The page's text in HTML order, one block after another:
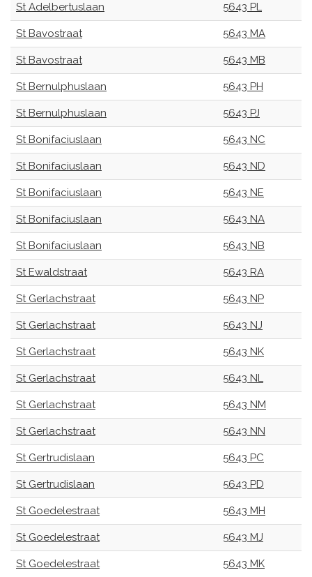
St Adelbertuslaan 5643 PL
St Bavostraat 5643 MA
St Bavostraat 5643 MB
St Bernulphuslaan 5643 PH
St Bernulphuslaan 5643 PJ
St Bonifaciuslaan 5643 NC
St Bonifaciuslaan 5643 ND
St Bonifaciuslaan 5643 NE
St Bonifaciuslaan 5643 NA
St Bonifaciuslaan 5643 NB
St Ewaldstraat 5643 RA
St Gerlachstraat 5643 NP
St Gerlachstraat 5643 NJ
St Gerlachstraat 5643 NK
St Gerlachstraat 5643 NL
St Gerlachstraat 5643 NM
St Gerlachstraat 5643 NN
St Gertrudislaan 5643 PC
St Gertrudislaan 5643 PD
St Goedelestraat 5643 MH
St Goedelestraat 5643 MJ
St Goedelestraat 5643 MK